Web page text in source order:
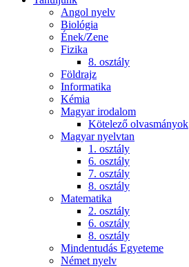
Angol nyelv
Biológia
Ének/Zene
Fizika
8. osztály
Földrajz
Informatika
Kémia
Magyar irodalom
Kötelező olvasmányok
Magyar nyelvtan
1. osztály
6. osztály
7. osztály
8. osztály
Matematika
2. osztály
6. osztály
8. osztály
Mindentudás Egyeteme
Német nyelv